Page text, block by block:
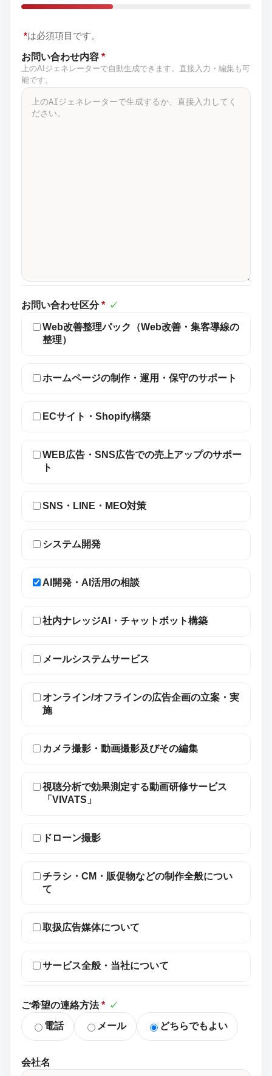
*は必須項目です。
お問い合わせ内容 *
上のAIジェネレーターで自動生成できます。直接入力・編集も可
能です。
お問い合わせ区分 * ✓
Web改善整理パック（Web改善・集客導線の
整理）
ホームページの制作・運用・保守のサポート
ECサイト・Shopify構築
WEB広告・SNS広告での売上アップのサポー
ト
SNS・LINE・MEO対策
システム開発
AI開発・AI活用の相談
社内ナレッジAI・チャットボット構築
メールシステムサービス
オンライン/オフラインの広告企画の立案・実
施
カメラ撮影・動画撮影及びその編集
視聴分析で効果測定する動画研修サービス
「VIVATS」
ドローン撮影
チラシ・CM・販促物などの制作全般につい
て
取扱広告媒体について
サービス全般・当社について
ご希望の連絡方法 * ✓
電話 メール どちらでもよい
会社名